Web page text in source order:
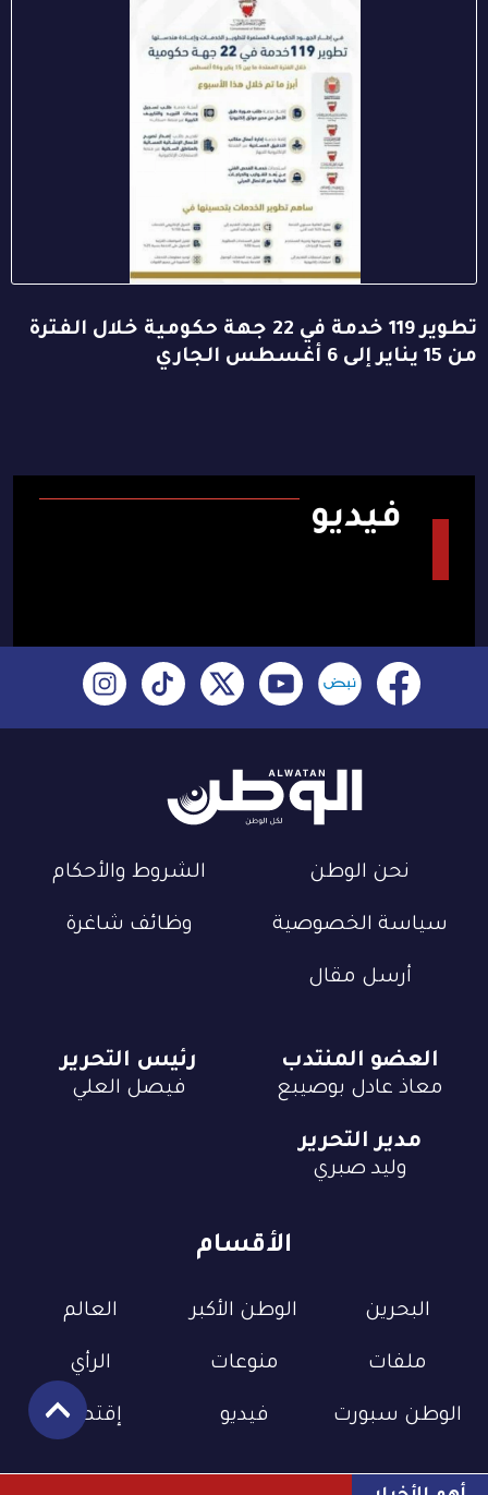
تطوير 119 خدمة في 22 جهة حكومية خلال الفترة
من 15 يناير إلى 6 أغسطس الجاري
فيديو
نحن الوطن الشروط والأحكام
سياسة الخصوصية وظائف شاغرة
أرسل مقال
الأقسام
البحرين الوطن الأكبر العالم
ملفات منوعات الرأي
الوطن سبورت فيديو إقتصاد
العضو المنتدب
معاذ عادل بوصيبع
رئيس التحرير
فيصل العلي
مدير التحرير
وليد صبري